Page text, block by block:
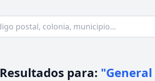
Resultados para: